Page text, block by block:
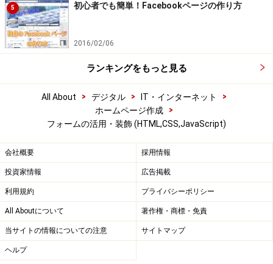
5 初心者でも簡単！Facebookページの作り方
2016/02/06
ランキングをもっと見る
All About > デジタル > IT・インターネット
>
ホームページ作成
>
フォームの活用・装飾 (HTML,CSS,JavaScript)
会社概要 採用情報
投資家情報 広告掲載
利用規約 プライバシーポリシー
All Aboutについて 著作権・商標・免責
当サイトの情報についての注意 サイトマップ
ヘルプ